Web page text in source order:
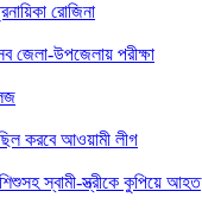
রোজিনা
জেলা-উপজেলায় পরীক্ষা
করবে আওয়ামী লীগ
স্বামী-স্ত্রীকে কুপিয়ে আহত